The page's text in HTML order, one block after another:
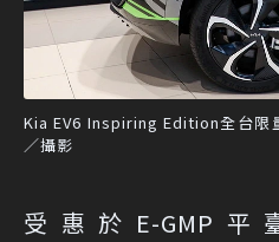
Kia EV6 Inspiring Edition全台限
／攝影
受惠於E-GMP平